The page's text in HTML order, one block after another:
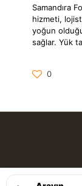
Samandıra
hizmeti,
yoğun
sağlar. Yük
0